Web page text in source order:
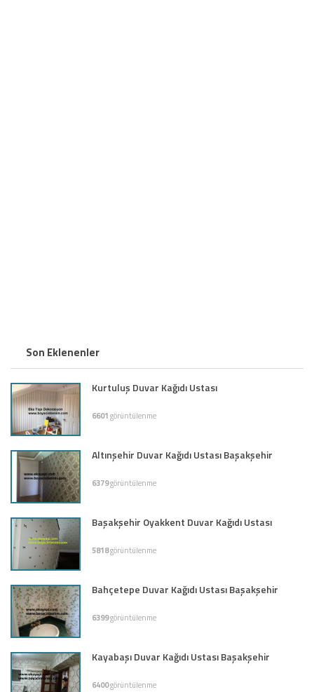
Son Eklenenler
Kurtuluş Duvar Kağıdı Ustası
6601görüntülenme
Altınşehir Duvar Kağıdı Ustası Başakşehir
6379görüntülenme
Başakşehir Oyakkent Duvar Kağıdı Ustası
5818görüntülenme
Bahçetepe Duvar Kağıdı Ustası Başakşehir
6399görüntülenme
Kayabaşı Duvar Kağıdı Ustası Başakşehir
6400görüntülenme